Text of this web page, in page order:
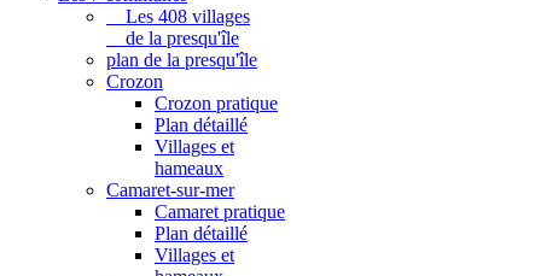
Les 408 villages
de la presqu'île
plan de la presqu'île
Crozon
Crozon pratique
Plan détaillé
Villages et
hameaux
Camaret-sur-mer
Camaret pratique
Plan détaillé
Villages et